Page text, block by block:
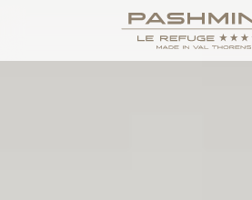
ДОСТУП И КОНТАКТЫ